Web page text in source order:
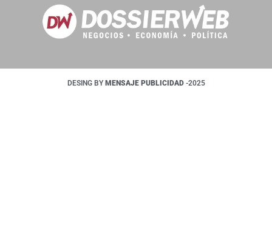
DESING BY MENSAJE PUBLICIDAD -2025